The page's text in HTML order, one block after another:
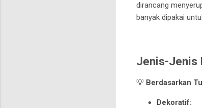
dirancang
banyak dipakai
Jenis-Jenis
💡 Berdasarkan
Dekoratif: